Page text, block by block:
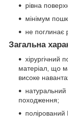
рівна
мінімум
не поглинає
Загальна
хірургічний
матеріал, що
високе
натуральний
походження;
полірований